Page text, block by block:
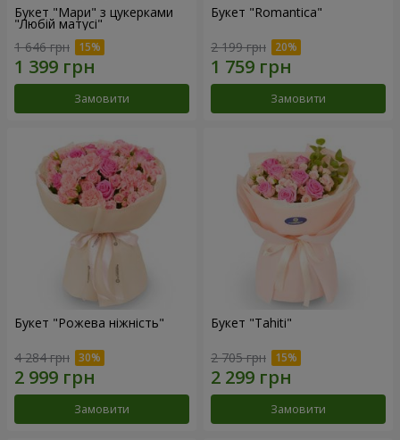
Букет "Мари" з цукерками
"Любій матусі"
1 646 грн
Замовити
Букет "Romantica"
2 199 грн
Замовити
Букет "Рожева ніжність"
4 284 грн
Замовити
Букет "Tahiti"
2 705 грн
Замовити